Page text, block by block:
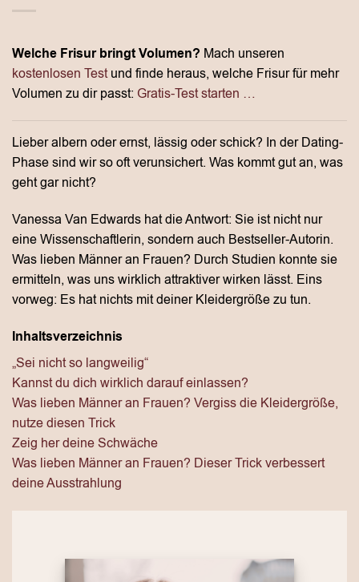
Welche Frisur bringt Volumen? Mach unseren
kostenlosen Testund finde heraus, welche Frisur für mehr
Volumen zu dir passt: Gratis-Test starten …
Lieber albern oder ernst, lässig oder schick? In der Dating-
Phase sind wir so oft verunsichert. Was kommt gut an, was
geht gar nicht?
Vanessa Van Edwards hat die Antwort: Sie ist nicht nur
eine Wissenschaftlerin, sondern auch Bestseller-Autorin.
Was lieben Männer an Frauen? Durch Studien konnte sie
ermitteln, was uns wirklich attraktiver wirken lässt. Eins
vorweg: Es hat nichts mit deiner Kleidergröße zu tun.
Inhaltsverzeichnis
„Sei nicht so langweilig“
Kannst du dich wirklich darauf einlassen?
Was lieben Männer an Frauen? Vergiss die Kleidergröße,
nutze diesen Trick
Zeig her deine Schwäche
Was lieben Männer an Frauen? Dieser Trick verbessert
deine Ausstrahlung